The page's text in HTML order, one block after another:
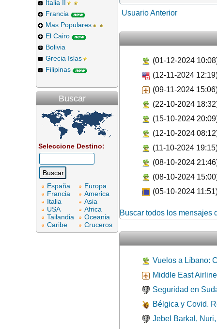
Italia II
Francia
Mas Populares
El Cairo
Bolivia
Grecia Islas
Filipinas
Buscar
Seleccione Destino:
España
Francia
Italia
USA
Tailandia
Caribe
Europa
America
Asia
Africa
Oceania
Cruceros
Usuario Anterior
(01-12-2024
(12-11-2024
(09-11-2024
(22-10-2024
(15-10-2024
(12-10-2024
(11-10-2024
(08-10-2024
(08-10-2024
(05-10-2024
Buscar todos los mensajes
Vuelos a Líbano:
Middle East
Seguridad en
Bélgica y Covid.
Jebel Barkal,